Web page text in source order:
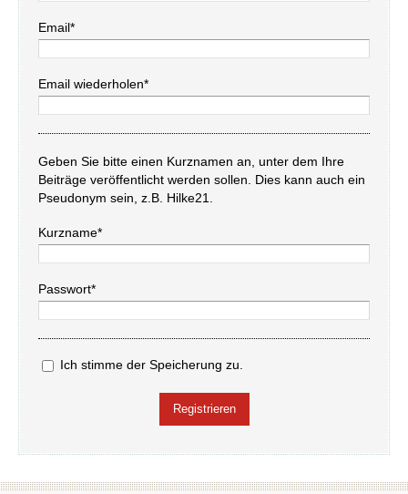
Email*
Email wiederholen*
Geben Sie bitte einen Kurznamen an, unter dem Ihre
Beiträge veröffentlicht werden sollen. Dies kann auch ein
Pseudonym sein, z.B. Hilke21.
Kurzname*
Passwort*
Ich stimme der Speicherung zu.